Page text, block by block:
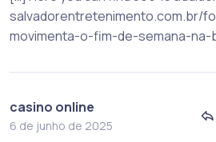
salvadorentretenimento.com.br/
movimenta-o-fim-de-semana-
casino online
6 de junho de 2025